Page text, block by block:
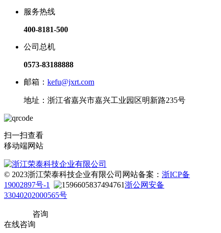
服务热线
400-8181-500
公司总机
0573-83188888
邮箱： kefu@jxrt.com
地址：浙江省嘉兴市嘉兴工业园区明新路235号
扫一扫查看
移动端网站
© 2023浙江荣泰科技企业有限公司 网站备案： 浙ICP备
19002897号-1
浙公网安备
33040202000565号
咨询
在线咨询